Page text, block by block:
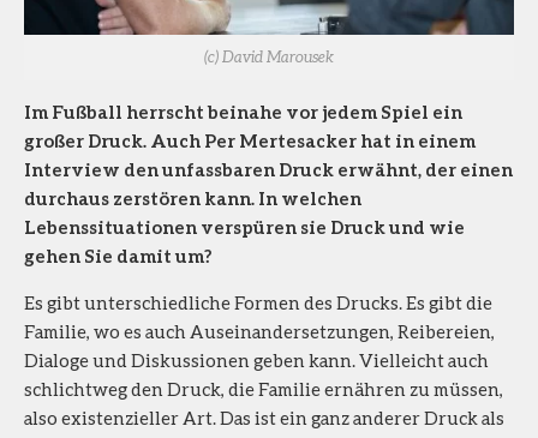
(c) David Marousek
Im Fußball herrscht beinahe vor jedem Spiel ein
großer Druck. Auch Per Mertesacker hat in einem
Interview den unfassbaren Druck erwähnt, der einen
durchaus zerstören kann. In welchen
Lebenssituationen verspüren sie Druck und wie
gehen Sie damit um?
Es gibt unterschiedliche Formen des Drucks. Es gibt die
Familie, wo es auch Auseinandersetzungen, Reibereien,
Dialoge und Diskussionen geben kann. Vielleicht auch
schlichtweg den Druck, die Familie ernähren zu müssen,
also existenzieller Art. Das ist ein ganz anderer Druck als